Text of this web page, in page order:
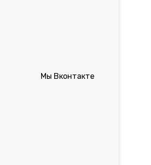
Мы Вконтакте